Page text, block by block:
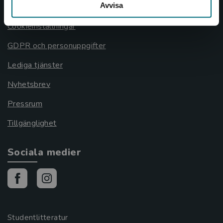
Avvisa
Cookieinställningar
GDPR och personuppgifter
Lediga tjänster
Nyhetsbrev
Pressrum
Tillgänglighet
Sociala medier
Studentlitteratur